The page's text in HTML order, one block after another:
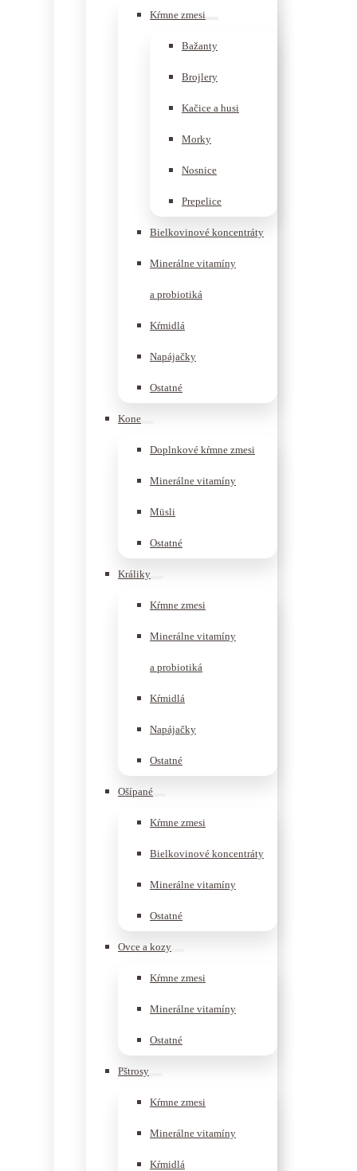
Kŕmne zmesi
Bažanty
Brojlery
Kačice a husi
Morky
Nosnice
Prepelice
Bielkovinové koncentráty
Minerálne vitamíny
a probiotiká
Kŕmidlá
Napájačky
Ostatné
Kone
Doplnkové kŕmne zmesi
Minerálne vitamíny
Müsli
Ostatné
Králiky
Kŕmne zmesi
Minerálne vitamíny
a probiotiká
Kŕmidlá
Napájačky
Ostatné
Ošípané
Kŕmne zmesi
Bielkovinové koncentráty
Minerálne vitamíny
Ostatné
Ovce a kozy
Kŕmne zmesi
Minerálne vitamíny
Ostatné
Pštrosy
Kŕmne zmesi
Minerálne vitamíny
Kŕmidlá